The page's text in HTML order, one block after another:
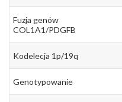
Fuzja genów
COL1A1/PDGFB
Kodelecja 1p/19q
Genotypowanie